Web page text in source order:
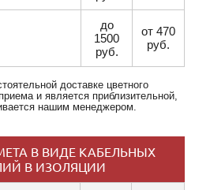
до
1500
руб.
от 470
руб.
доставке цветного
и является приблизительной,
нашим менеджером.
В ВИДЕ КАБЕЛЬНЫХ
В ИЗОЛЯЦИИ